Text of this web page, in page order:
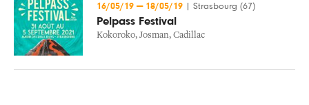
16/05/19 — 18/05/19 Strasbourg (67)
Pelpass Festival
Kokoroko, Josman, Cadillac